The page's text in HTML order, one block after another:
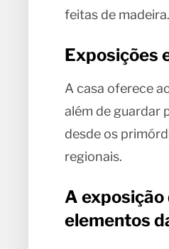
feitas de madeira.
Exposições
A casa oferece
além de guardar
desde os
regionais.
A exposição
elementos